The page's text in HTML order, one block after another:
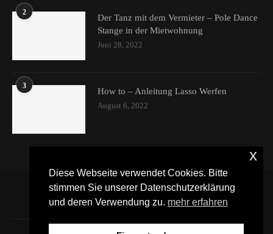
2
Der Tanz mit dem Vermieter – Pole Dance
Stange in der Mietwohnung
Juni 28, 2022
3
How to – Anleitung Lasso Werfen
August 6, 2022
Diese Webseite verwendet Cookies. Bitte
stimmen Sie unserer Datenschutzerklärung
und deren Verwendung zu. mehr erfahren
x